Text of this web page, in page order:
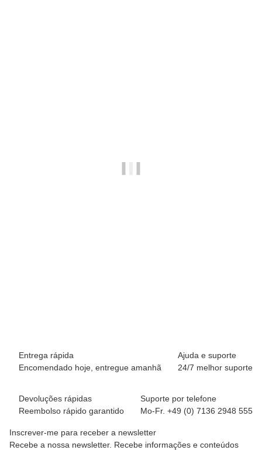
Entrega rápida
Encomendado hoje, entregue amanhã
Ajuda e suporte
24/7 melhor suporte
Devoluções rápidas
Reembolso rápido garantido
Suporte por telefone
Mo-Fr. +49 (0) 7136 2948 555
Inscrever-me para receber a newsletter
Recebe a nossa newsletter. Recebe informações e conteúdos